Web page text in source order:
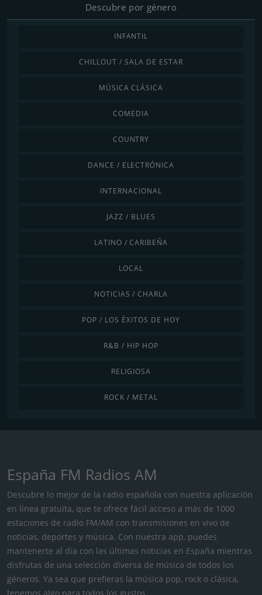
Descubre por género
INFANTIL
CHILLOUT / SALA DE ESTAR
MÚSICA CLÁSICA
COMEDIA
COUNTRY
DANCE / ELECTRÓNICA
INTERNACIONAL
JAZZ / BLUES
LATINO / CARIBEÑA
LOCAL
NOTICIAS / CHARLA
POP / LOS ÉXITOS DE HOY
R&B / HIP HOP
RELIGIOSA
ROCK / METAL
España FM Radios AM
Descubre lo mejor de la radio española con nuestra aplicación
en línea gratuita, que te ofrece fácil acceso a más de 1000
estaciones de radio FM/AM con transmisiones en vivo de
noticias, deportes y música. Con nuestra app, puedes
mantenerte al día con las últimas noticias en España mientras
disfrutas de una selección diversa de música de todos los
géneros. Ya sea que prefieras la música pop, rock o clásica,